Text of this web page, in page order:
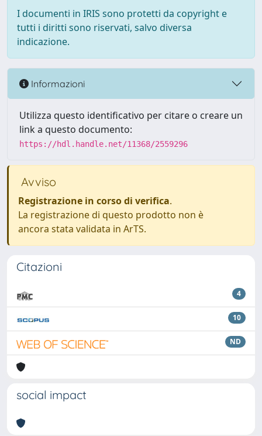
I documenti in IRIS sono protetti da copyright e
tutti i diritti sono riservati, salvo diversa
indicazione.
Informazioni
Utilizza questo identificativo per citare o creare un
link a questo documento:
https://hdl.handle.net/11368/2559296
Avviso
Registrazione in corso di verifica.
La registrazione di questo prodotto non è
ancora stata validata in ArTS.
Citazioni
4
10
ND
social impact